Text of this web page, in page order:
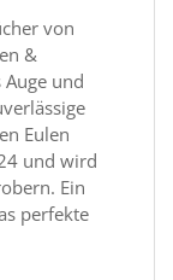
von
&
und
Eulen
und wird
Ein
perfekte